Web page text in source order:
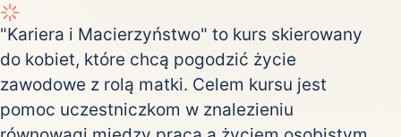
"Kariera i Macierzyństwo" to kurs skierowany
do kobiet, które chcą pogodzić życie
zawodowe z rolą matki. Celem kursu jest
pomoc uczestniczkom w znalezieniu